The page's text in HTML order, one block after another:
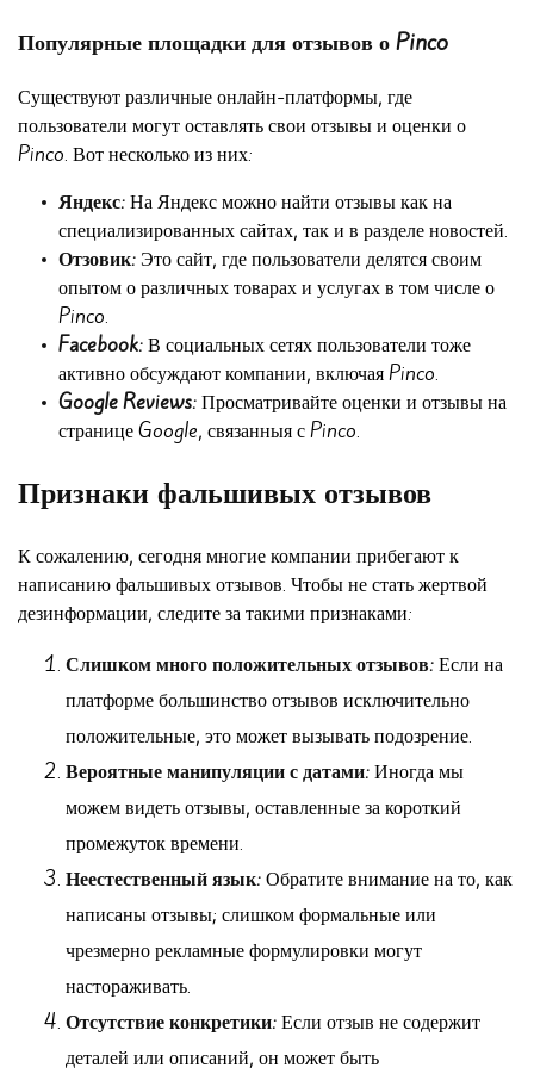
Популярные площадки для отзывов о Pinco
Существуют различные онлайн-платформы, где
пользователи могут оставлять свои отзывы и оценки о
Pinco. Вот несколько из них:
Яндекс:На Яндекс можно найти отзывы как на
специализированных сайтах, так и в разделе новостей.
Отзовик:Это сайт, где пользователи делятся своим
опытом о различных товарах и услугах в том числе о
Pinco.
Facebook:В социальных сетях пользователи тоже
активно обсуждают компании, включая Pinco.
Google Reviews:Просматривайте оценки и отзывы на
странице Google, связанныя с Pinco.
Признаки фальшивых отзывов
К сожалению, сегодня многие компании прибегают к
написанию фальшивых отзывов. Чтобы не стать жертвой
дезинформации, следите за такими признаками:
Слишком много положительных отзывов:Если на
платформе большинство отзывов исключительно
положительные, это может вызывать подозрение.
Вероятные манипуляции с датами:Иногда мы
можем видеть отзывы, оставленные за короткий
промежуток времени.
Неестественный язык:Обратите внимание на то, как
написаны отзывы; слишком формальные или
чрезмерно рекламные формулировки могут
настораживать.
Отсутствие конкретики:Если отзыв не содержит
деталей или описаний, он может быть